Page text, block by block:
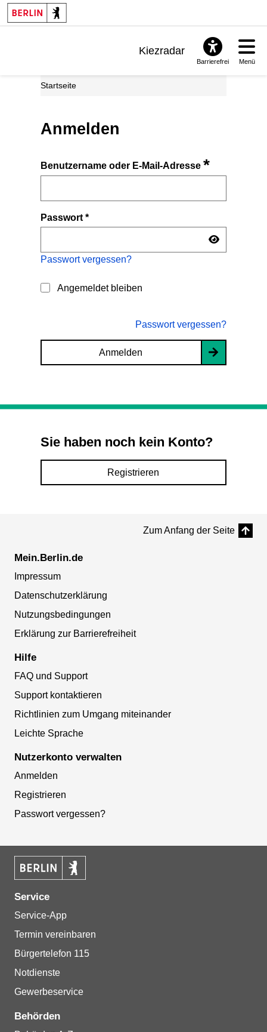
Kiezradar
Barrierefrei Menü
Startseite
Anmelden
Benutzername oder E-Mail-Adresse*
Passwort*
Passwort vergessen?
Angemeldet bleiben
Passwort vergessen?
Anmelden
Sie haben noch kein Konto?
Registrieren
Zum Anfang der Seite
Mein.Berlin.de
Impressum
Datenschutzerklärung
Nutzungsbedingungen
Erklärung zur Barrierefreiheit
Hilfe
FAQ und Support
Support kontaktieren
Richtlinien zum Umgang miteinander
Leichte Sprache
Nutzerkonto verwalten
Anmelden
Registrieren
Passwort vergessen?
Service
Service-App
Termin vereinbaren
Bürgertelefon 115
Notdienste
Gewerbeservice
Behörden